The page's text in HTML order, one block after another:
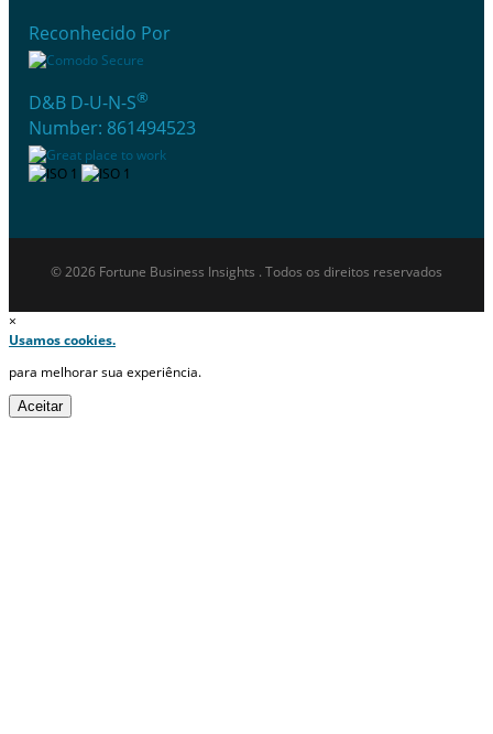
Reconhecido Por
D&B D-U-N-S®
Number: 861494523
© 2026 Fortune Business Insights . Todos os direitos reservados
×
Usamos cookies.
para melhorar sua experiência.
Aceitar